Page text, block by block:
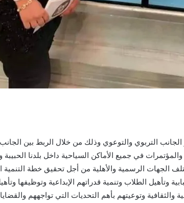
التربوي والتوعوي وذلك من خلال الربط بين
في جميع الأماكن السياحية داخل بلدنا
وتأهيل الطلاب وتنمية قدراتهم الإبداعية وتوظيفها
والثقافية وتوعيتهم بأهم التحديات التي تواجههم